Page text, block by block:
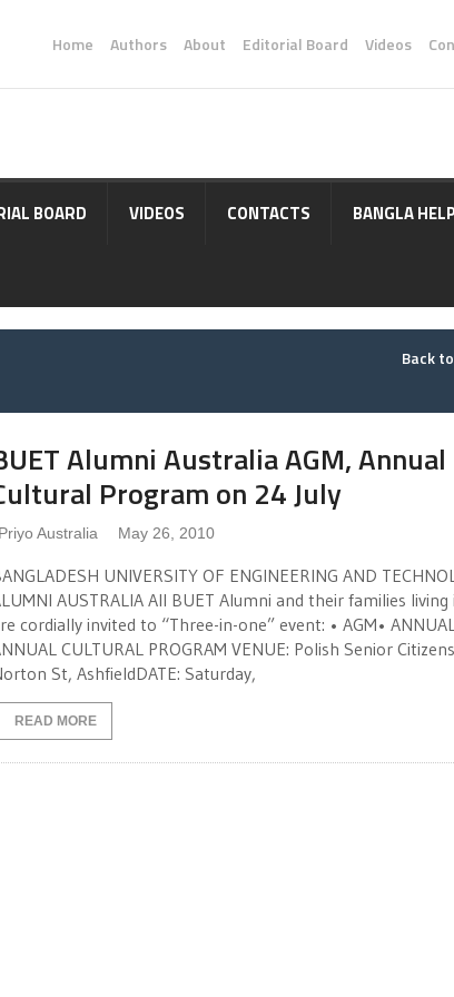
Home Authors About Editorial Board Videos
BOARD VIDEOS CONTACTS BANGLA HELP
Back
Alumni Australia AGM,
Program on 24 July
Priyo Australia May 26, 2010
UNIVERSITY OF ENGINEERING AND
AUSTRALIA All BUET Alumni and their families
cordially invited to “Three-in-one” event: • AGM•
CULTURAL PROGRAM VENUE: Polish Senior
St, AshfieldDATE: Saturday,
READ MORE